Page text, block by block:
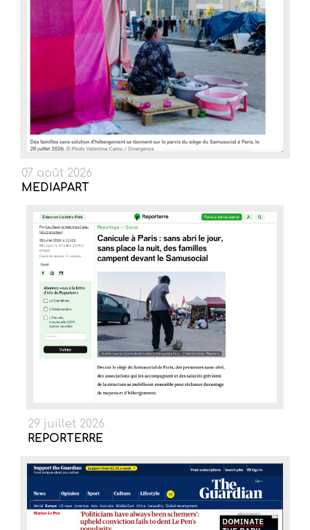
07 août 2026
MEDIAPART
29 juillet 2026
REPORTERRE